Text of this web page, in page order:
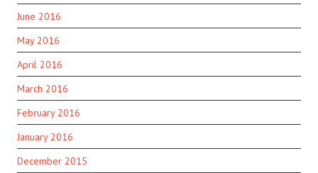
June 2016
May 2016
April 2016
March 2016
February 2016
January 2016
December 2015